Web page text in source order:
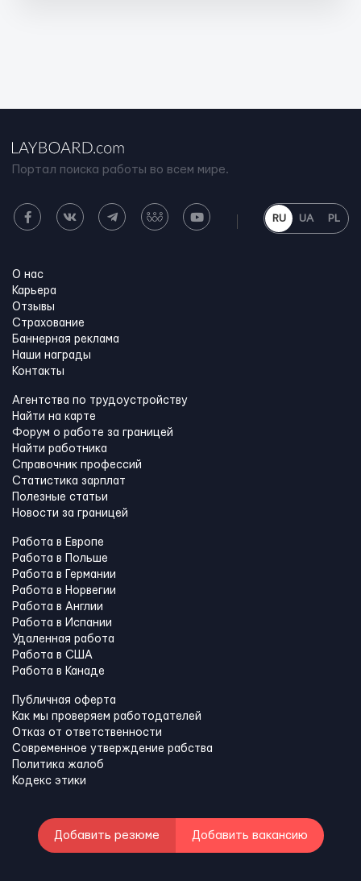
Портал поиска работы во всем мире.
RU UA PL
О нас
Карьера
Отзывы
Страхование
Баннерная реклама
Наши награды
Контакты
Агентства по трудоустройству
Найти на карте
Форум о работе за границей
Найти работника
Справочник профессий
Статистика зарплат
Полезные статьи
Новости за границей
Работа в Европе
Работа в Польше
Работа в Германии
Работа в Норвегии
Работа в Англии
Работа в Испании
Удаленная работа
Работа в США
Работа в Канадe
Публичная оферта
Как мы проверяем работодателей
Отказ от ответственности
Современное утверждение рабства
Политика жалоб
Кодекс этики
Добавить резюме Добавить вакансию